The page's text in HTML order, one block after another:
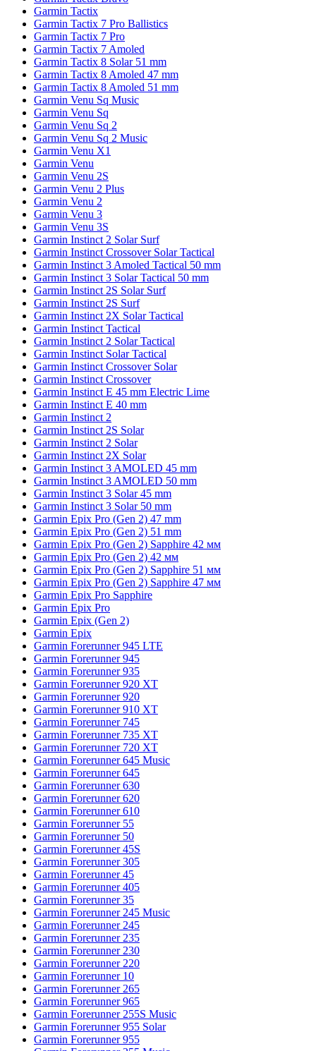
Garmin Tactix
Garmin Tactix 7 Pro Ballistics
Garmin Tactix 7 Pro
Garmin Tactix 7 Amoled
Garmin Tactix 8 Solar 51 mm
Garmin Tactix 8 Amoled 47 mm
Garmin Tactix 8 Amoled 51 mm
Garmin Venu Sq Music
Garmin Venu Sq
Garmin Venu Sq 2
Garmin Venu Sq 2 Music
Garmin Venu X1
Garmin Venu
Garmin Venu 2S
Garmin Venu 2 Plus
Garmin Venu 2
Garmin Venu 3
Garmin Venu 3S
Garmin Instinct 2 Solar Surf
Garmin Instinct Crossover Solar Tactical
Garmin Instinct 3 Amoled Tactical 50 mm
Garmin Instinct 3 Solar Tactical 50 mm
Garmin Instinct 2S Solar Surf
Garmin Instinct 2S Surf
Garmin Instinct 2X Solar Tactical
Garmin Instinct Tactical
Garmin Instinct 2 Solar Tactical
Garmin Instinct Solar Tactical
Garmin Instinct Crossover Solar
Garmin Instinct Crossover
Garmin Instinct E 45 mm Electric Lime
Garmin Instinct E 40 mm
Garmin Instinct 2
Garmin Instinct 2S Solar
Garmin Instinct 2 Solar
Garmin Instinct 2X Solar
Garmin Instinct 3 AMOLED 45 mm
Garmin Instinct 3 AMOLED 50 mm
Garmin Instinct 3 Solar 45 mm
Garmin Instinct 3 Solar 50 mm
Garmin Epix Pro (Gen 2) 47 mm
Garmin Epix Pro (Gen 2) 51 mm
Garmin Epix Pro (Gen 2) Sapphire 42 мм
Garmin Epix Pro (Gen 2) 42 мм
Garmin Epix Pro (Gen 2) Sapphire 51 мм
Garmin Epix Pro (Gen 2) Sapphire 47 мм
Garmin Epix Pro Sapphire
Garmin Epix Pro
Garmin Epix (Gen 2)
Garmin Epix
Garmin Forerunner 945 LTE
Garmin Forerunner 945
Garmin Forerunner 935
Garmin Forerunner 920 XT
Garmin Forerunner 920
Garmin Forerunner 910 XT
Garmin Forerunner 745
Garmin Forerunner 735 XT
Garmin Forerunner 720 XT
Garmin Forerunner 645 Music
Garmin Forerunner 645
Garmin Forerunner 630
Garmin Forerunner 620
Garmin Forerunner 610
Garmin Forerunner 55
Garmin Forerunner 50
Garmin Forerunner 45S
Garmin Forerunner 305
Garmin Forerunner 45
Garmin Forerunner 405
Garmin Forerunner 35
Garmin Forerunner 245 Music
Garmin Forerunner 245
Garmin Forerunner 235
Garmin Forerunner 230
Garmin Forerunner 220
Garmin Forerunner 10
Garmin Forerunner 265
Garmin Forerunner 965
Garmin Forerunner 255S Music
Garmin Forerunner 955 Solar
Garmin Forerunner 955